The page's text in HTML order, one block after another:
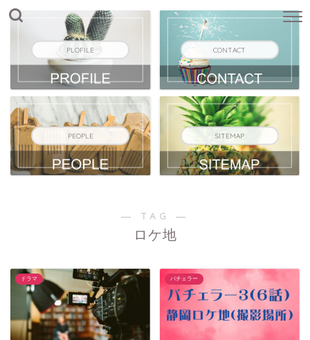
PLOFILE CONTACT
PEOPLE SITEMAP
― TAG ―
ロケ地
ドラマ バチェラー